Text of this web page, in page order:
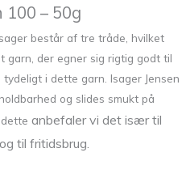
100 – 50g
består af tre tråde, hvilket
der egner sig rigtig godt til
i dette garn. Isager Jensen
og slides smukt på
anbefaler vi det især til
til fritidsbrug.